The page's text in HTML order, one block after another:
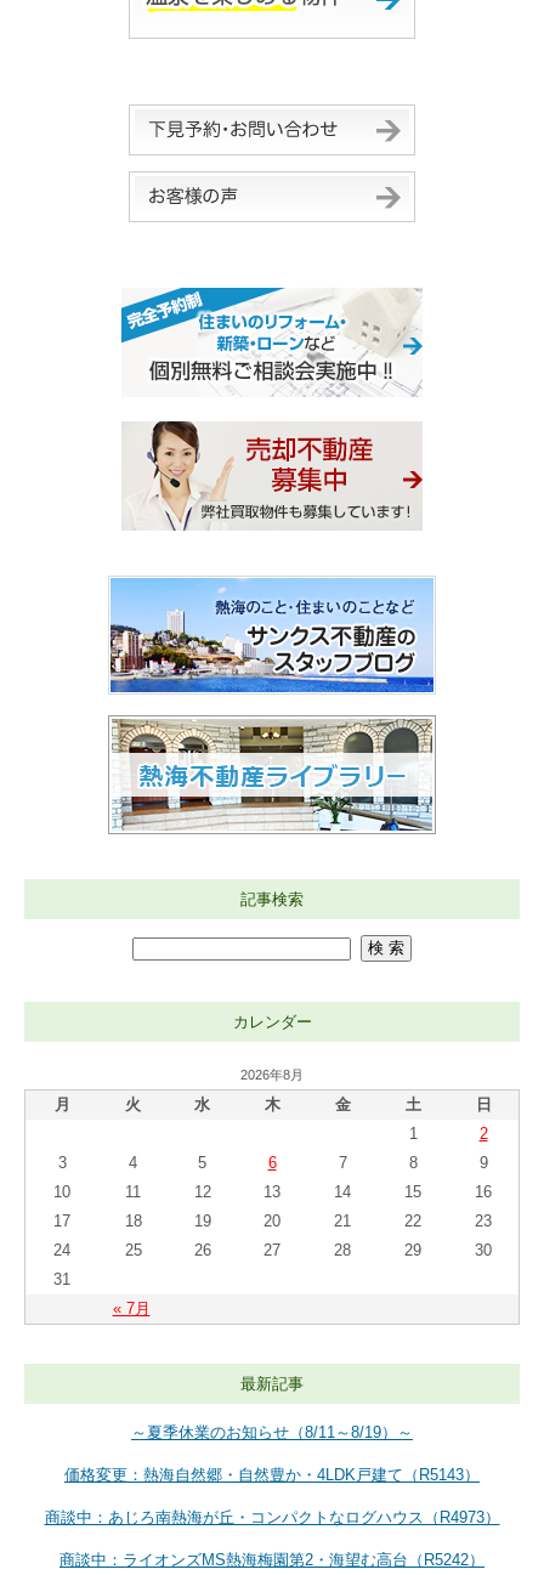
記事検索
カレンダー
2026年8月
月 火 水 木 金 土 日
« 7月
1
2
3
4 5 6 7 8
9
10
11 12 13 14 15
16
17
18 19 20 21 22
23
24
25 26 27 28 29
30
31
最新記事
～夏季休業のお知らせ（8/11～8/19）～
価格変更：熱海自然郷・自然豊か・4LDK戸建て（R5143）
商談中：あじろ南熱海が丘・コンパクトなログハウス（R4973）
商談中：ライオンズMS熱海梅園第2・海望む高台（R5242）